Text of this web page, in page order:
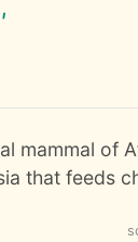
mammal of
that feeds